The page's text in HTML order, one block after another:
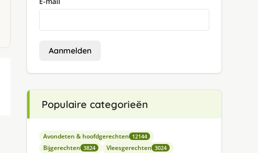
Aanmelden
Populaire categorieën
Avondeten & hoofdgerechten 12144
Bijgerechten 3824 Vleesgerechten 3024